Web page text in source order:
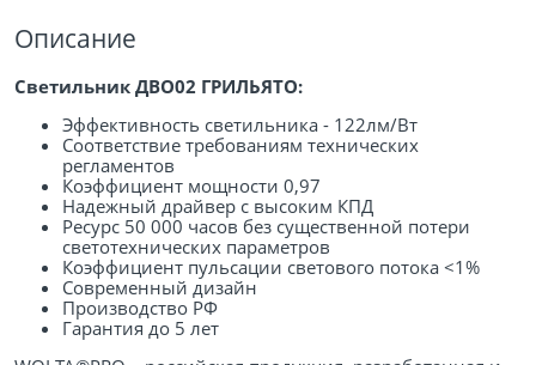
Описание
Светильник ДВО02 ГРИЛЬЯТО:
Эффективность светильника - 122лм/Вт
Соответствие требованиям технических
регламентов
Коэффициент мощности 0,97
Надежный драйвер с высоким КПД
Ресурс 50 000 часов без существенной потери
светотехнических параметров
Коэффициент пульсации светового потока <1%
Современный дизайн
Производство РФ
Гарантия до 5 лет